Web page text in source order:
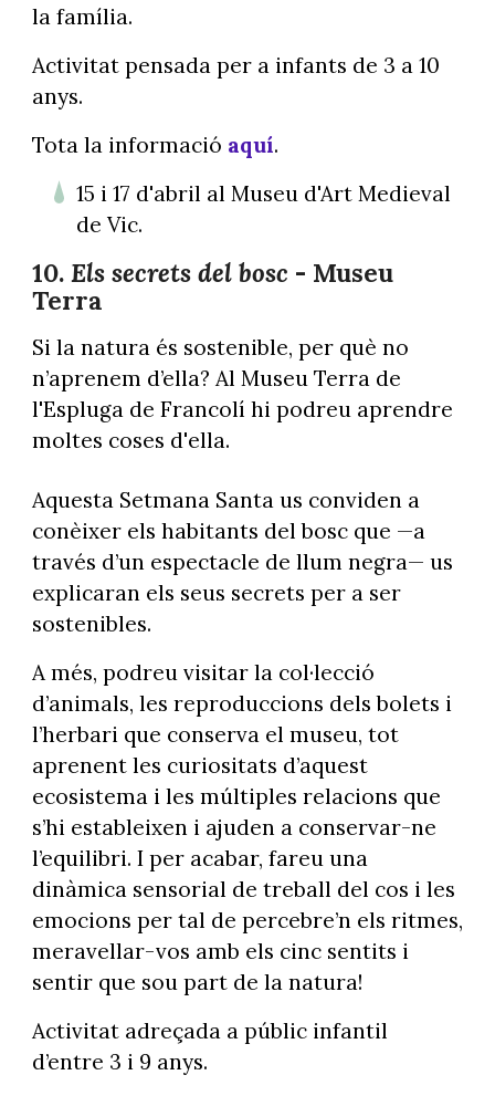
la família.
Activitat pensada per a infants de 3 a 10
anys.
Tota la informació aquí.
15 i 17 d'abril al Museu d'Art Medieval
de Vic.
10. Els secrets del bosc - Museu
Terra
Si la natura és sostenible, per què no
n’aprenem d’ella? Al Museu Terra de
l'Espluga de Francolí hi podreu aprendre
moltes coses d'ella.
Aquesta Setmana Santa us conviden a
conèixer els habitants del bosc que —a
través d’un espectacle de llum negra— us
explicaran els seus secrets per a ser
sostenibles.
A més, podreu visitar la col·lecció
d’animals, les reproduccions dels bolets i
l’herbari que conserva el museu, tot
aprenent les curiositats d’aquest
ecosistema i les múltiples relacions que
s’hi estableixen i ajuden a conservar-ne
l’equilibri. I per acabar, fareu una
dinàmica sensorial de treball del cos i les
emocions per tal de percebre’n els ritmes,
meravellar-vos amb els cinc sentits i
sentir que sou part de la natura!
Activitat adreçada a públic infantil
d’entre 3 i 9 anys.